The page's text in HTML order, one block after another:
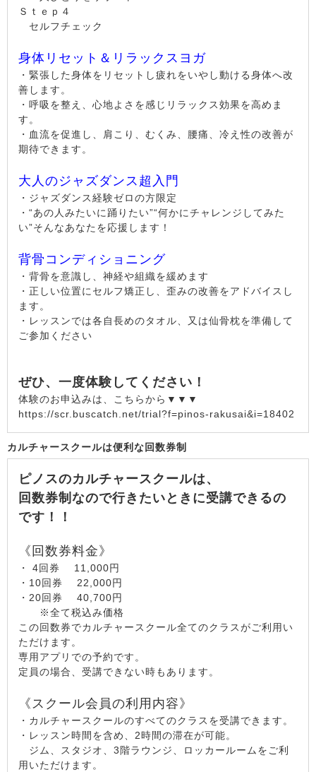
Ｓｔｅｐ４
セルフチェック
身体リセット＆リラックスヨガ
・緊張した身体をリセットし疲れをいやし動ける身体へ改
善します。
・呼吸を整え、心地よさを感じリラックス効果を高めま
す。
・血流を促進し、肩こり、むくみ、腰痛、冷え性の改善が
期待できます。
大人のジャズダンス超入門
・ジャズダンス経験ゼロの方限定
・“あの人みたいに踊りたい”“何かにチャレンジしてみた
い”そんなあなたを応援します！
背骨コンディショニング
・背骨を意識し、神経や組織を緩めます
・正しい位置にセルフ矯正し、歪みの改善をアドバイスし
ます。
・レッスンでは各自長めのタオル、又は仙骨枕を準備して
ご参加ください
ぜひ、一度体験してください！
体験のお申込みは、こちらから▼▼▼
https://scr.buscatch.net/trial?f=pinos-rakusai&i=18402
カルチャースクールは便利な回数券制
ピノスのカルチャースクールは、
回数券制なので行きたいときに受講できるの
です！！
《回数券料金》
・ 4回券 11,000円
・10回券 22,000円
・20回券 40,700円
※全て税込み価格
この回数券でカルチャースクール全てのクラスがご利用い
ただけます。
専用アプリでの予約です。
定員の場合、受講できない時もあります。
《スクール会員の利用内容》
・カルチャースクールのすべてのクラスを受講できます。
・レッスン時間を含め、2時間の滞在が可能。
ジム、スタジオ、3階ラウンジ、ロッカールームをご利
用いただけます。